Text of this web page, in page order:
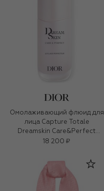
Омолаживающий флюид для
лица Capture Totale
Dreamskin Care&Perfect
(50ml)
18 200 ₽